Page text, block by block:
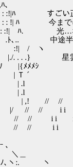
い正義の
にない
ろう照ら
半端はやめ
:!| / ヽ
. . . .} 星雲の向
|{ﾒﾒﾒｼ 信じ
悪の宇宙人
| .l
.l
// // i
// // i i
＿＿! // //
二/ // // i i
､
＿
ヽ:.￣￣￣ヽ